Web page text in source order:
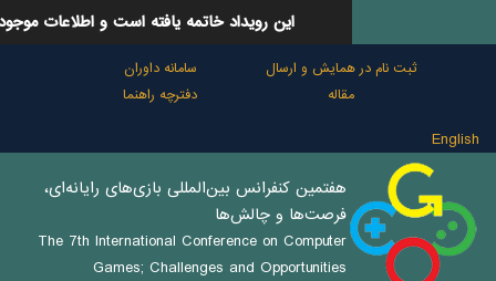
این رویداد خاتمه یافته است و اطلاعات موجود در این سایت صرفا
و ارسال
سامانه داوران
دفترچه راهنما
هفتمین كنفرانس بين‌المللی بازی‌های رايانه‌ای،
فرصت‌ها و چالش‌ها
The 7th International Conference on Computer
Games; Challenges and Opportunities